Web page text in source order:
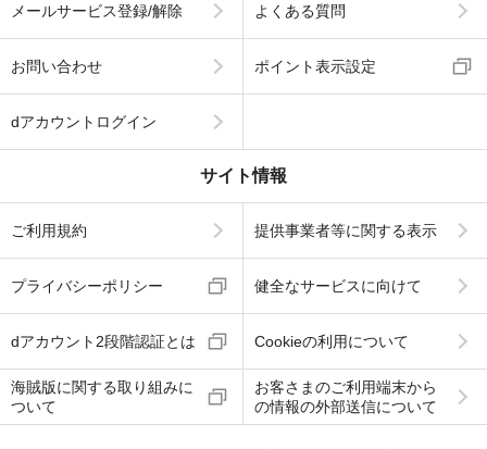
メールサービス登録/解除 よくある質問
お問い合わせ ポイント表示設定
dアカウントログイン
サイト情報
ご利用規約 提供事業者等に関する表示
プライバシーポリシー 健全なサービスに向けて
dアカウント2段階認証とは Cookieの利用について
海賊版に関する取り組みに
ついて
お客さまのご利用端末から
の情報の外部送信について